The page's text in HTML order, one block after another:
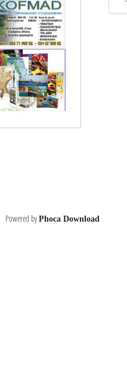
Powered byPhoca Download